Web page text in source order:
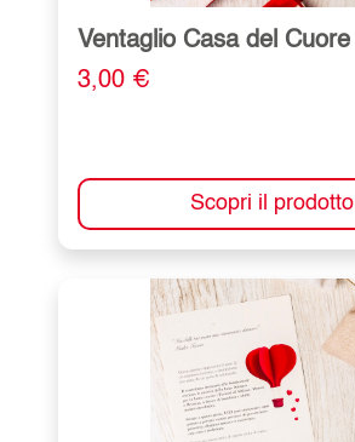
Ventaglio Casa del Cuore
3,00 €
Scopri il prodotto